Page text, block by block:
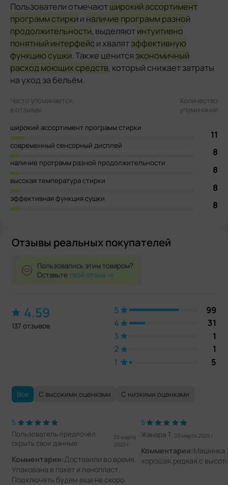
Пользователи отмечаютширокий ассортимент
программ стирки и наличие программ разной
продолжительности, выделяютинтуитивно
понятный интерфейс и хвалятэффективную
функцию сушки. Также ценится экономичный
расход моющих средств, который снижает затраты
на уход за бельём.
Часто упоминается
в отзывах
Количество
упоминаний
широкий ассортимент программ стирки
11
современный сенсорный дисплей
8
наличие программ разной продолжительности
8
высокая температура стирки
8
эффективная функция сушки
8
Отзывы реальных покупателей
Пользовались этим товаром?
Оставьтесвой отзыв
4.59
137 отзывов
5
99
4
31
3
1
2
1
1
5
Все С высокими оценками С низкими оценками
5
Пользователь предпочёл
скрыть свои данные
23 марта
2025 г.
Комментарии:Доставили во время.
Упакована в пакет и пенопласт.
Подключать будем еще не скоро.
5
Жанара Т. 20 марта 2025 г.
Комментарии:Машинка
хорошая,редкая с